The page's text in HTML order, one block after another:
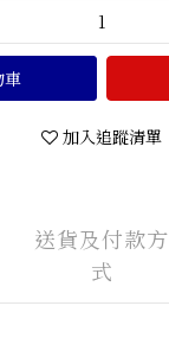
車
加入追蹤清單
送貨及付款方
式